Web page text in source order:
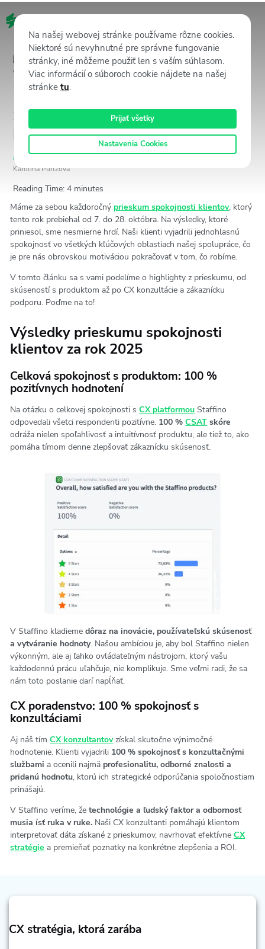
Prieskum spokojnosti klientov
Staffino 2025: takto nás
hodnotia naši zákazníci
#Unstoppables
Karolina Purtzova
Reading Time:4 minutes
Máme za sebou každoročný prieskum spokojnosti klientov, ktorý
tento rok prebiehal od 7. do 28. októbra. Na výsledky, ktoré
priniesol, sme nesmierne hrdí. Naši klienti vyjadrili jednohlasnú
spokojnosť vo všetkých kľúčových oblastiach našej spolupráce, čo
je pre nás obrovskou motiváciou pokračovať v tom, čo robíme.
V tomto článku sa s vami podelíme o highlighty z prieskumu, od
skúseností s produktom až po CX konzultácie a zákaznícku
podporu. Poďme na to!
Výsledky prieskumu spokojnosti
klientov za rok 2025
Celková spokojnosť s produktom: 100 %
pozitívnych hodnotení
Na otázku o celkovej spokojnosti sCX platformou Staffino
odpovedali všetci respondenti pozitívne. 100 %CSAT skóre
odráža nielen spoľahlivosť a intuitívnosť produktu, ale tiež to, ako
pomáha tímom denne zlepšovať zákaznícku skúsenosť.
V Staffino kladiemedôraz na inovácie, používateľskú skúsenosť
a vytváranie hodnoty. Našou ambíciou je, aby bol Staffino nielen
výkonným, ale aj ľahko ovládateľným nástrojom, ktorý vašu
každodennú prácu uľahčuje, nie komplikuje. Sme veľmi radi, že sa
nám toto poslanie darí napĺňať.
CX poradenstvo: 100 % spokojnosť s
konzultáciami
Aj náš tímCX konzultantovzískal skutočne výnimočné
hodnotenie. Klienti vyjadrili 100 % spokojnosť s konzultačnými
službami a ocenili najmä profesionalitu, odborné znalosti a
pridanú hodnotu, ktorú ich strategické odporúčania spoločnostiam
prinášajú.
V Staffino veríme, žetechnológie a ľudský faktor a odbornosť
musia ísť ruka v ruke. Naši CX konzultanti pomáhajú klientom
interpretovať dáta získané z prieskumov, navrhovať efektívneCX
stratégie a premieňať poznatky na konkrétne zlepšenia a ROI.
CX stratégia, ktorá zarába
Na našej webovej stránke používame rôzne cookies.
Niektoré sú nevyhnutné pre správne fungovanie
stránky, iné môžeme použiť len s vaším súhlasom.
Viac informácií o súboroch cookie nájdete na našej
stránke tu.
Prijať všetky
Nastavenia Cookies